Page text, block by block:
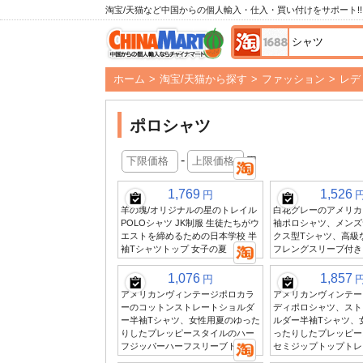
淘宝/天猫など中国からの個人輸入・仕入・買い付けをサポート!!
ホーム > 淘宝/天猫から探す > ファッション > レ
ポロシャツ
- 円
1,769 円
羊の塊/オリジナルの星のトレイル
POLOシャツ JK制服 生徒たちがウ
エストを締めるための日本学校 半
袖Tシャツトップ 女子の夏
1,526
白花グレーのアメリ
袖ポロシャツ、メン
クス型Tシャツ、高級
フレングスリーブ付き
1,076 円
アメリカンヴィンテージポロカラ
ーのコットンストレートショルダ
ー半袖Tシャツ、女性用夏のゆった
りしたプレッピースタイルのハー
フジッパーハーフスリーブトップ
1,857
アメリカンヴィンテ
ディポロシャツ、ス
ルダー半袖Tシャツ、
ったりしたプレッピ
セミジップトップト